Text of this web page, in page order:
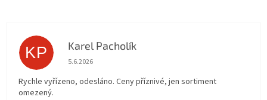
KP Karel Pacholík
Hodnocení obchodu je 4 z 5 hvězdiček.
5.6.2026
Rychle vyřízeno, odesláno. Ceny příznivé, jen sortiment
omezený.